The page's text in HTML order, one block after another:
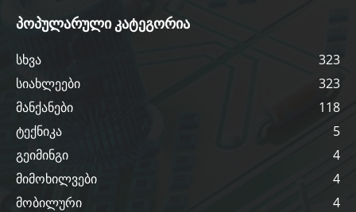
პოპულარული კატეგორია
სხვა
323
სიახლეები
323
მანქანები
118
ტექნიკა
5
გეიმინგი
4
მიმოხილვები
4
მობილური
4